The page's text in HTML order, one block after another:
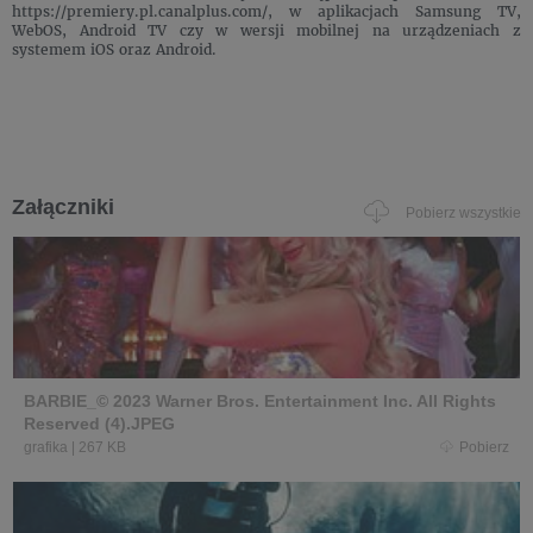
https://premiery.pl.canalplus.com/, w aplikacjach Samsung TV,
WebOS, Android TV czy w wersji mobilnej na urządzeniach z
systemem iOS oraz Android.
Załączniki Pobierz wszystkie
BARBIE_© 2023 Warner Bros. Entertainment Inc. All Rights
Reserved (4).JPEG
grafika 267 KB Pobierz